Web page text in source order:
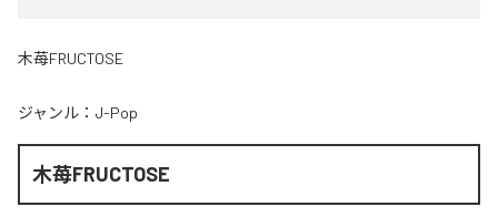
木苺FRUCTOSE
ジャンル： J-Pop
木苺FRUCTOSE